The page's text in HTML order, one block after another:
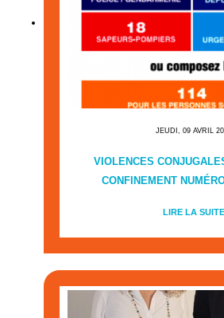
JEUDI, 09 AVRIL
VIOLENCES
CONFINEMENT
LIRE LA SUITE